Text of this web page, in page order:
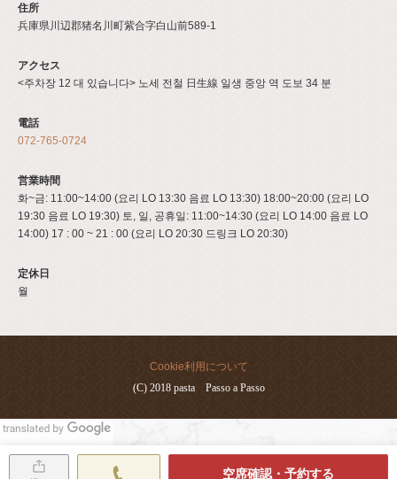
住所
兵庫県川辺郡猪名川町紫合字白山前589-1
アクセス
<주차장 12 대 있습니다> 노세 전철 日生線 일생 중앙 역 도보 34 분
電話
072-765-0724
営業時間
화~금: 11:00~14:00 (요리 LO 13:30 음료 LO 13:30) 18:00~20:00 (요리 LO
19:30 음료 LO 19:30) 토, 일, 공휴일: 11:00~14:30 (요리 LO 14:00 음료 LO
14:00) 17 : 00 ~ 21 : 00 (요리 LO 20:30 드링크 LO 20:30)
定休日
월
Cookie利用について
(C) 2018 pasta Passo a Passo
閉じる
空席確認・予約する